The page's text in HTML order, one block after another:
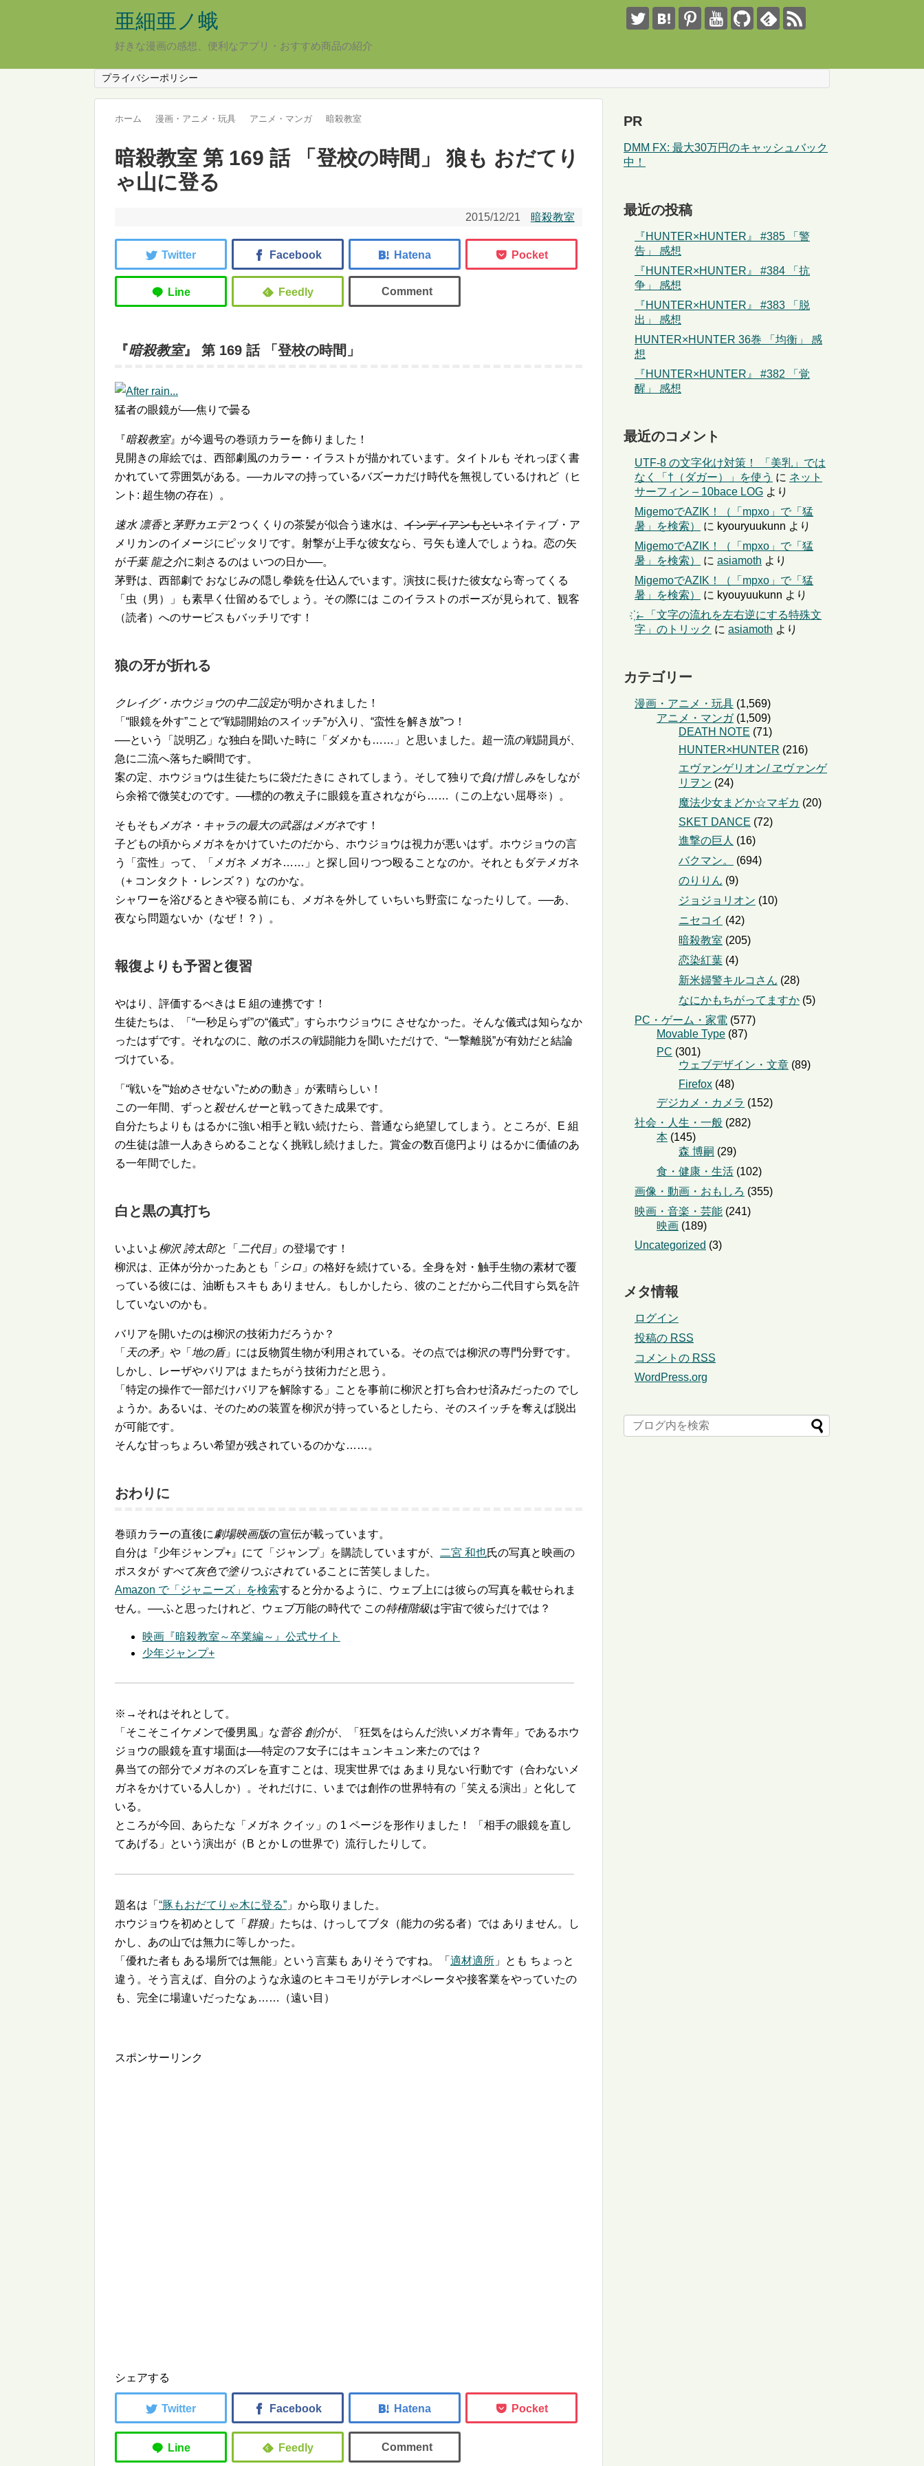
亜細亜ノ蛾
好きな漫画の感想、便利なアプリ・おすすめ商品の紹介
プライバシーポリシー
ホーム 漫画・アニメ・玩具 アニメ・マンガ 暗殺教室
暗殺教室 第 169 話 「登校の時間」 狼も おだてり
ゃ山に登る
2015/12/21 暗殺教室
『暗殺教室』 第 169 話 「登校の時間」
猛者の眼鏡が──焦りで曇る
『暗殺教室』が今週号の巻頭カラーを飾りました！
見開きの扉絵では、西部劇風のカラー・イラストが描かれています。タイトルも それっぽく書
かれていて雰囲気がある。──カルマの持っているバズーカだけ時代を無視しているけれど（ヒ
ント: 超生物の存在）。
速水 凛香と 茅野カエデ2 つくくりの茶髪が似合う速水は、 インディアンもといネイティブ・ア
メリカンのイメージにピッタリです。射撃が上手な彼女なら、弓矢も達人でしょうね。恋の矢
が千葉 龍之介に刺さるのは いつの日か──。
茅野は、西部劇で おなじみの隠し拳銃を仕込んでいます。演技に長けた彼女なら寄ってくる
「虫（男）」も素早く仕留めるでしょう。その際には このイラストのポーズが見られて、観客
（読者）へのサービスもバッチリです！
狼の牙が折れる
クレイグ・ホウジョウの中二設定が明かされました！
「
眼鏡を外す ことで 戦闘開始のスイッチ が入り、 蛮性を解き放 つ！
──という「説明乙」な独白を聞いた時に「ダメかも……」と思いました。超一流の戦闘員が、
急に二流へ落ちた瞬間です。
案の定、ホウジョウは生徒たちに袋だたきに されてしまう。そして独りで負け惜しみをしなが
ら余裕で微笑むのです。──標的の教え子に眼鏡を直されながら……（この上ない屈辱※）。
そもそも メガネ・キャラの最大の武器はメガネです！
子どもの頃からメガネをかけていたのだから、ホウジョウは視力が悪いはず。ホウジョウの言
う「蛮性」って、「メガネ メガネ……」と探し回りつつ殴ることなのか。それともダテメガネ
（+ コンタクト・レンズ？）なのかな。
シャワーを浴びるときや寝る前にも、メガネを外して いちいち野蛮に なったりして。──あ、
夜なら問題ないか（なぜ！？）。
報復よりも予習と復習
やはり、評価するべきは E 組の連携です！
生徒たちは、「
一秒足らず の 儀式 」すらホウジョウに させなかった。そんな儀式は知らなか
ったはずです。それなのに、敵のボスの戦闘能力を聞いただけで、
一撃離脱 が有効だと結論
づけている。
「 戦いを 始めさせない ための動き」が素晴らしい！
この一年間、ずっと 殺せんせーと戦ってきた成果です。
自分たちよりも はるかに強い相手と戦い続けたら、普通なら絶望してしまう。ところが、E 組
の生徒は誰一人あきらめることなく挑戦し続けました。賞金の数百億円より はるかに価値のあ
る一年間でした。
白と黒の真打ち
いよいよ柳沢 誇太郎と「 二代目 」の登場です！
柳沢は、正体が分かったあとも「 シロ 」の格好を続けている。全身を対・触手生物の素材で覆
っている彼には、油断もスキも ありません。もしかしたら、彼のことだから二代目すら気を許
していないのかも。
バリアを開いたのは柳沢の技術力だろうか？
「 天の矛」や「 地の盾」には反物質生物が利用されている。その点では柳沢の専門分野です。
しかし、レーザやバリアは またちがう技術力だと思う。
「特定の操作で一部だけバリアを解除する」ことを事前に柳沢と打ち合わせ済みだったの でし
ょうか。あるいは、そのための装置を柳沢が持っているとしたら、そのスイッチを奪えば脱出
が可能です。
そんな甘っちょろい希望が残されているのかな……。
おわりに
巻頭カラーの直後に劇場映画版の宣伝が載っています。
自分は『少年ジャンプ+』にて「ジャンプ」を購読していますが、
二宮 和也氏の写真と映画の
ポスタが すべて灰色で塗りつぶされていることに苦笑しました。
Amazon で「ジャニーズ」を検索すると分かるように、ウェブ上には彼らの写真を載せられま
せん。──ふと思ったけれど、ウェブ万能の時代で この特権階級は宇宙で彼らだけでは？
映画『暗殺教室～卒業編～』公式サイト
少年ジャンプ+
※→それはそれとして。
「そこそこイケメンで優男風」な菅谷 創介が、「狂気をはらんだ渋いメガネ青年」であるホウ
ジョウの眼鏡を直す場面は──特定のフ女子にはキュンキュン来たのでは？
鼻当ての部分でメガネのズレを直すことは、現実世界では あまり見ない行動です（合わないメ
ガネをかけている人しか）。それだけに、いまでは創作の世界特有の「笑える演出」と化して
いる。
ところが今回、あらたな「メガネ クイッ」の 1 ページを形作りました！ 「相手の眼鏡を直し
てあげる」という演出が（B とか L の世界で）流行したりして。
題名は「 豚もおだてりゃ木に登る
」から取りました。
ホウジョウを初めとして「 群狼」たちは、けっしてブタ（能力の劣る者）では ありません。し
かし、あの山では無力に等しかった。
「優れた者も ある場所では無能」という言葉も ありそうですね。「 適材適所 」とも ちょっと
違う。そう言えば、自分のような永遠のヒキコモリがテレオペレータや接客業をやっていたの
も、完全に場違いだったなぁ……（遠い目）
スポンサーリンク
シェアする
PR
DMM FX: 最大30万円のキャッシュバック
中！
最近の投稿
『HUNTER×HUNTER』 #385 「警
告」 感想
『HUNTER×HUNTER』 #384 「抗
争」 感想
『HUNTER×HUNTER』 #383 「脱
出」 感想
HUNTER×HUNTER 36巻 「均衡」 感
想
『HUNTER×HUNTER』 #382 「覚
醒」 感想
最近のコメント
UTF-8 の文字化け対策！ 「美乳」では
なく「†（ダガー）」を使う に ネット
サーフィン – 10bace LOG より
MigemoでAZIK！（「mpxo」で「猛
暑」を検索）
に kyouryuukunn より
MigemoでAZIK！（「mpxo」で「猛
暑」を検索）
に asiamoth より
MigemoでAZIK！（「mpxo」で「猛
暑」を検索）
に kyouyuukunn より
҉←「文字の流れを左右逆にする特殊文
字」のトリック に asiamoth より
カテゴリー
漫画・アニメ・玩具 (1,569)
アニメ・マンガ(1,509)
DEATH NOTE (71)
HUNTER×HUNTER (216)
エヴァンゲリオン/ ヱヴァンゲ
リヲン (24)
魔法少女まどか☆マギカ (20)
SKET DANCE (72)
進撃の巨人 (16)
バクマン。
(694)
のりりん (9)
ジョジョリオン (10)
ニセコイ (42)
暗殺教室 (205)
恋染紅葉 (4)
新米婦警キルコさん (28)
なにかもちがってますか (5)
PC・ゲーム・家電 (577)
Movable Type (87)
PC (301)
ウェブデザイン・文章 (89)
Firefox (48)
デジカメ・カメラ (152)
社会・人生・一般 (282)
本 (145)
森 博嗣 (29)
食・健康・生活 (102)
画像・動画・おもしろ (355)
映画・音楽・芸能 (241)
映画 (189)
Uncategorized (3)
メタ情報
ログイン
投稿の RSS
コメントの RSS
WordPress.org